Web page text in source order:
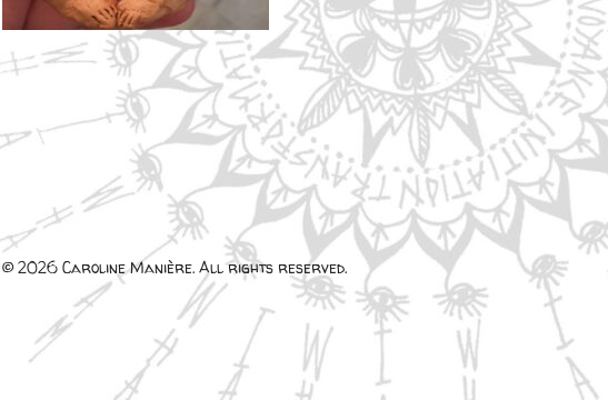
© 2026 Caroline Manière. All rights reserved.